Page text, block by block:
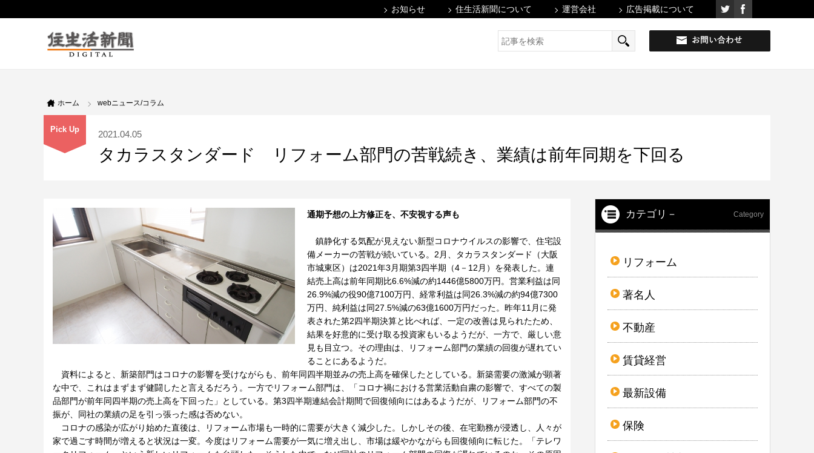
お知らせ 住生活新聞について 運営会社 広告掲載について
ホーム webニュース/コラム
Pick Up 2021.04.05
タカラスタンダード リフォーム部門の苦戦続き、業績は前年同期を下回る
通期予想の上方修正を、不安視する声も
鎮静化する気配が見えない新型コロナウイルスの影響で、住宅設
備メーカーの苦戦が続いている。2月、タカラスタンダード（大阪
市城東区）は2021年3月期第3四半期（4－12月）を発表した。連
結売上高は前年同期比6.6%減の約1446億5800万円。営業利益は同
26.9%減の役90億7100万円、経常利益は同26.3%減の約94億7300
万円、純利益は同27.5%減の63億1600万円だった。昨年11月に発
表された第2四半期決算と比べれば、一定の改善は見られたため、
結果を好意的に受け取る投資家もいるようだが、一方で、厳しい意
見も目立つ。その理由は、リフォーム部門の業績の回復が遅れてい
ることにあるようだ。
資料によると、新築部門はコロナの影響を受けながらも、前年同四半期並みの売上高を確保したとしている。新築需要の激減が顕著
な中で、これはまずまず健闘したと言えるだろう。一方でリフォーム部門は、「コロナ禍における営業活動自粛の影響で、すべての製
品部門が前年同四半期の売上高を下回った」としている。第3四半期連結会計期間で回復傾向にはあるようだが、リフォーム部門の不
振が、同社の業績の足を引っ張った感は否めない。
コロナの感染が広がり始めた直後は、リフォーム市場も一時的に需要が大きく減少した。しかしその後、在宅勤務が浸透し、人々が
家で過ごす時間が増えると状況は一変。今度はリフォーム需要が一気に増え出し、市場は緩やかながらも回復傾向に転じた。「テレワ
カテゴリ－ Category
リフォーム
著名人
不動産
賃貸経営
最新設備
保険